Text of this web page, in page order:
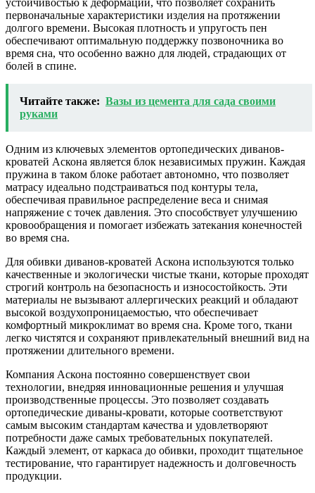
устойчивостью к деформации, что позволяет сохранить
первоначальные характеристики изделия на протяжении
долгого времени. Высокая плотность и упругость пен
обеспечивают оптимальную поддержку позвоночника во
время сна, что особенно важно для людей, страдающих от
болей в спине.
Читайте также: Вазы из цемента для сада своими
руками
Одним из ключевых элементов ортопедических диванов-
кроватей Аскона является блок независимых пружин. Каждая
пружина в таком блоке работает автономно, что позволяет
матрасу идеально подстраиваться под контуры тела,
обеспечивая правильное распределение веса и снимая
напряжение с точек давления. Это способствует улучшению
кровообращения и помогает избежать затекания конечностей
во время сна.
Для обивки диванов-кроватей Аскона используются только
качественные и экологически чистые ткани, которые проходят
строгий контроль на безопасность и износостойкость. Эти
материалы не вызывают аллергических реакций и обладают
высокой воздухопроницаемостью, что обеспечивает
комфортный микроклимат во время сна. Кроме того, ткани
легко чистятся и сохраняют привлекательный внешний вид на
протяжении длительного времени.
Компания Аскона постоянно совершенствует свои
технологии, внедряя инновационные решения и улучшая
производственные процессы. Это позволяет создавать
ортопедические диваны-кровати, которые соответствуют
самым высоким стандартам качества и удовлетворяют
потребности даже самых требовательных покупателей.
Каждый элемент, от каркаса до обивки, проходит тщательное
тестирование, что гарантирует надежность и долговечность
продукции.